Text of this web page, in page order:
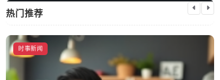
热门推荐
时事新闻
在“实”字上下功夫 一体推进学查改（树立和践行正
确政绩观）